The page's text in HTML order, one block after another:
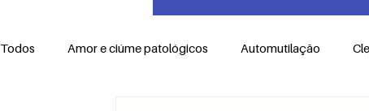
Todos Amor e ciúme patológicos Automutilação